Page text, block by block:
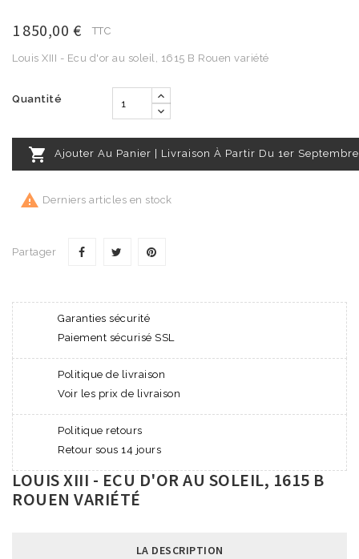
1 850,00 € TTC
Louis XIII - Ecu d'or au soleil, 1615 B Rouen variété
Quantité
 Ajouter Au Panier | Livraison À Partir Du 1er Septembre
 Derniers articles en stock
Partager
Garanties sécurité
Paiement sécurisé SSL
Politique de livraison
Voir les prix de livraison
Politique retours
Retour sous 14 jours
LOUIS XIII - ECU D'OR AU SOLEIL, 1615 B
ROUEN VARIÉTÉ
LA DESCRIPTION